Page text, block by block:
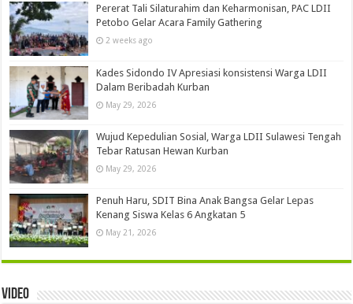
Pererat Tali Silaturahim dan Keharmonisan, PAC LDII
Petobo Gelar Acara Family Gathering
2 weeks ago
Kades Sidondo IV Apresiasi konsistensi Warga LDII
Dalam Beribadah Kurban
May 29, 2026
Wujud Kepedulian Sosial, Warga LDII Sulawesi Tengah
Tebar Ratusan Hewan Kurban
May 29, 2026
Penuh Haru, SDIT Bina Anak Bangsa Gelar Lepas
Kenang Siswa Kelas 6 Angkatan 5
May 21, 2026
Video